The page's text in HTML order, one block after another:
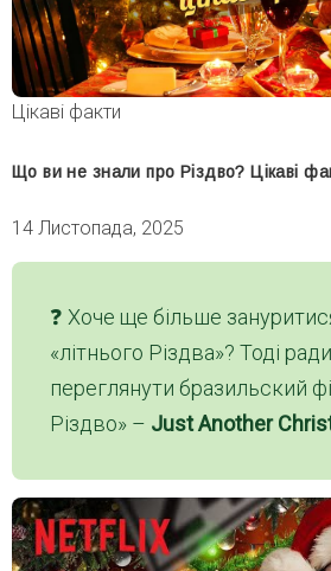
Цікаві факти
Що ви не знали про Різдво? Цікаві
14 Листопада, 2025
❓️ Хоче ще більше
«літнього Різдва»? Тоді
переглянути бразильский
Різдво» – Just Another